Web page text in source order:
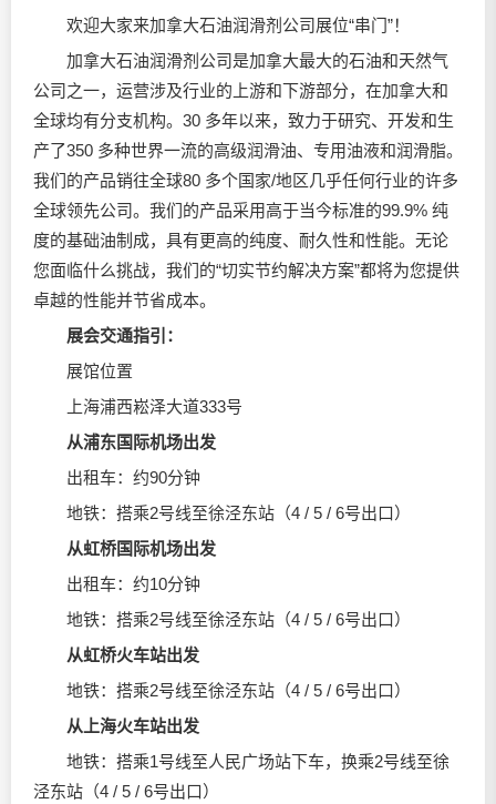
欢迎大家来加拿大石油润滑剂公司展位“串门”！
加拿大石油润滑剂公司是加拿大最大的石油和天然气
公司之一，运营涉及行业的上游和下游部分，在加拿大和
全球均有分支机构。30 多年以来，致力于研究、开发和生
产了350 多种世界一流的高级润滑油、专用油液和润滑脂。
我们的产品销往全球80 多个国家/地区几乎任何行业的许多
全球领先公司。我们的产品采用高于当今标准的99.9% 纯
度的基础油制成，具有更高的纯度、耐久性和性能。无论
您面临什么挑战，我们的“切实节约解决方案”都将为您提供
卓越的性能并节省成本。
展会交通指引：
展馆位置
上海浦西崧泽大道333号
从浦东国际机场出发
出租车：约90分钟
地铁：搭乘2号线至徐泾东站（4 / 5 / 6号出口）
从虹桥国际机场出发
出租车：约10分钟
地铁：搭乘2号线至徐泾东站（4 / 5 / 6号出口）
从虹桥火车站出发
地铁：搭乘2号线至徐泾东站（4 / 5 / 6号出口）
从上海火车站出发
地铁：搭乘1号线至人民广场站下车，换乘2号线至徐
泾东站（4 / 5 / 6号出口）